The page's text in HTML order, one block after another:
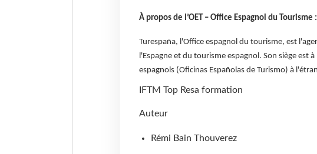
À propos de l’OET – Office Espagnol du Tourisme :
Turespaña, l'Office espagnol du tourisme, est
l'Espagne et du tourisme espagnol. Son siège est
espagnols (Oficinas Españolas de Turismo) à
IFTM Top Resa formation
Auteur
Rémi Bain Thouverez